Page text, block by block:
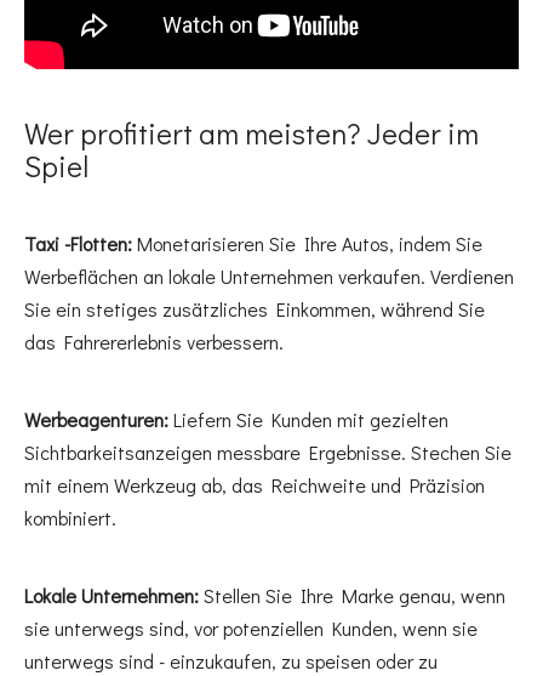
Wer profitiert am meisten? Jeder im
Spiel
Taxi -Flotten:Monetarisieren Sie Ihre Autos, indem Sie
Werbeflächen an lokale Unternehmen verkaufen. Verdienen
Sie ein stetiges zusätzliches Einkommen, während Sie
das Fahrererlebnis verbessern.
Werbeagenturen:Liefern Sie Kunden mit gezielten
Sichtbarkeitsanzeigen messbare Ergebnisse. Stechen Sie
mit einem Werkzeug ab, das Reichweite und Präzision
kombiniert.
Lokale Unternehmen:Stellen Sie Ihre Marke genau, wenn
sie unterwegs sind, vor potenziellen Kunden, wenn sie
unterwegs sind - einzukaufen, zu speisen oder zu